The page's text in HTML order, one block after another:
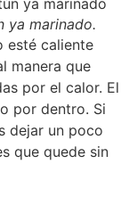
ya marinado.
esté caliente
manera que
por el calor. El
por dentro. Si
dejar un poco
que quede sin